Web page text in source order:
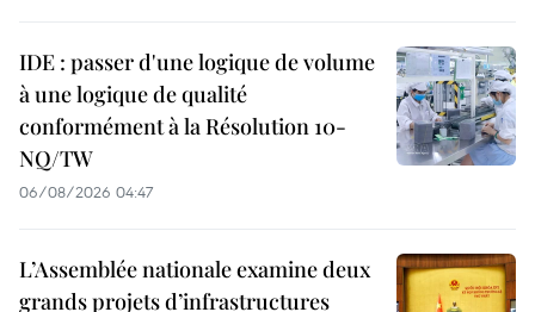
IDE : passer d'une logique de volume
à une logique de qualité
conformément à la Résolution 10-
NQ/TW
06/08/2026 04:47
L’Assemblée nationale examine deux
grands projets d’infrastructures